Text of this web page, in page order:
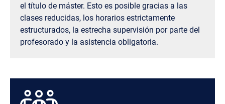
el título de máster. Esto es posible gracias a las
clases reducidas, los horarios estrictamente
estructurados, la estrecha supervisión por parte del
profesorado y la asistencia obligatoria.